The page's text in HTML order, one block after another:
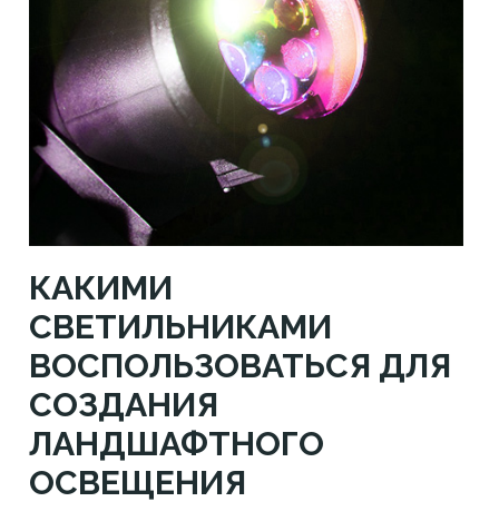
КАКИМИ
СВЕТИЛЬНИКАМИ
ВОСПОЛЬЗОВАТЬСЯ ДЛЯ
СОЗДАНИЯ
ЛАНДШАФТНОГО
ОСВЕЩЕНИЯ